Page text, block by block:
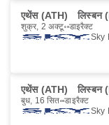
एथेंस (ATH) लिस्बन
शुक्र, 2 अक्टू॰ डाइरैक्ट
Sky
एथेंस (ATH) लिस्बन
बुध, 16 सित॰ डाइरैक्ट
Sky